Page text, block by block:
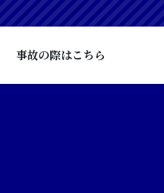
事故の際はこちら